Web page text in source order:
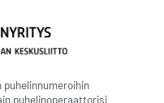
puhelinoperaattorisi